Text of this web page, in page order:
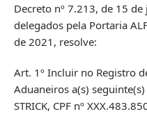
Decreto nº 7.213, de 15
delegados pela Portaria
de 2021, resolve:
Art. 1º Incluir no Registro
Aduaneiros a(s)
STRICK, CPF nº